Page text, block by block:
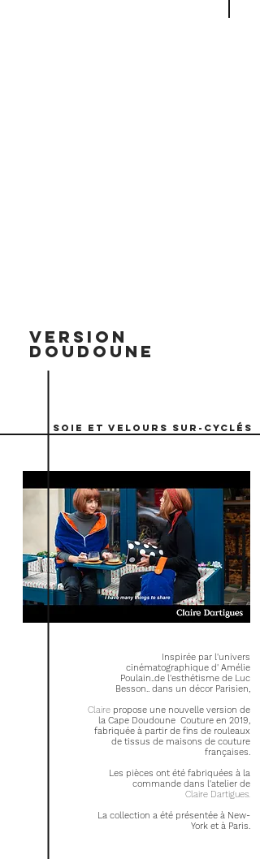
VERSION
DOUDOUNE
Soie et velours sur-cyclés
Inspirée par l'univers
cinématographique d' Amélie
Poulain..de l'esthétisme de Luc
Besson.. dans un décor Parisien,
Claire propose une nouvelle version de
la Cape Doudoune Couture en 2019,
fabriquée à partir de fins de rouleaux
de tissus de maisons de couture
françaises.
Les pièces ont été fabriquées à la
commande dans l'atelier de
Claire Dartigues.
La collection a été présentée à New-
York et à Paris.